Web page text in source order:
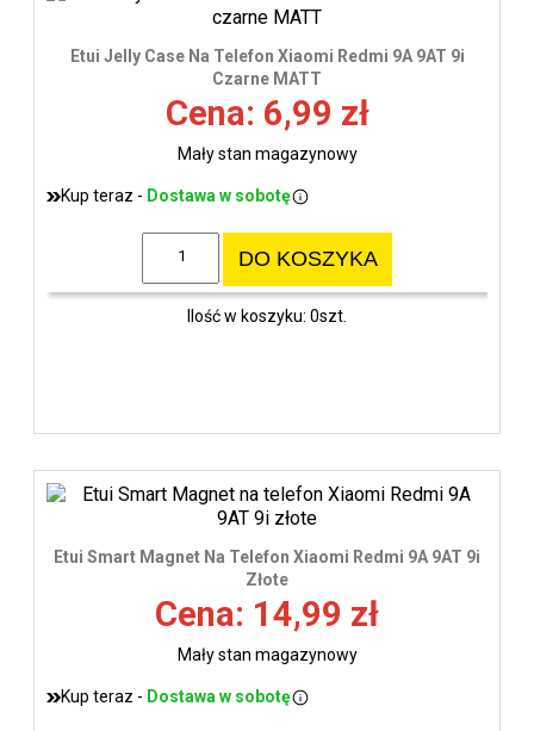
Etui Jelly Case Na Telefon Xiaomi Redmi 9A 9AT 9i
Czarne MATT
Cena: 6,99 zł
Mały stan magazynowy
Kup teraz - Dostawa w sobotę
DO KOSZYKA
Ilość w koszyku: 0szt.
Etui Smart Magnet Na Telefon Xiaomi Redmi 9A 9AT 9i
Złote
Cena: 14,99 zł
Mały stan magazynowy
Kup teraz - Dostawa w sobotę